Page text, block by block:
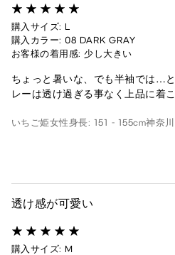
購入サイズ: L
購入カラー: 08 DARK GRAY
お客様の着用感: 少し大きい
ちょっと暑いな、でも半袖では…
レーは透け過ぎる事なく上品に着
いちご姫女性身長: 151 - 155cm神奈
透け感が可愛い
購入サイズ: M